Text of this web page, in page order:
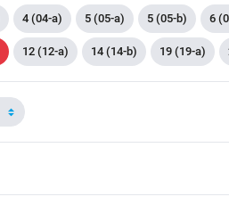
4 (04-a) 5 (05-a) 5 (05-b) 6
12 (12-a) 14 (14-b) 19 (19-a)